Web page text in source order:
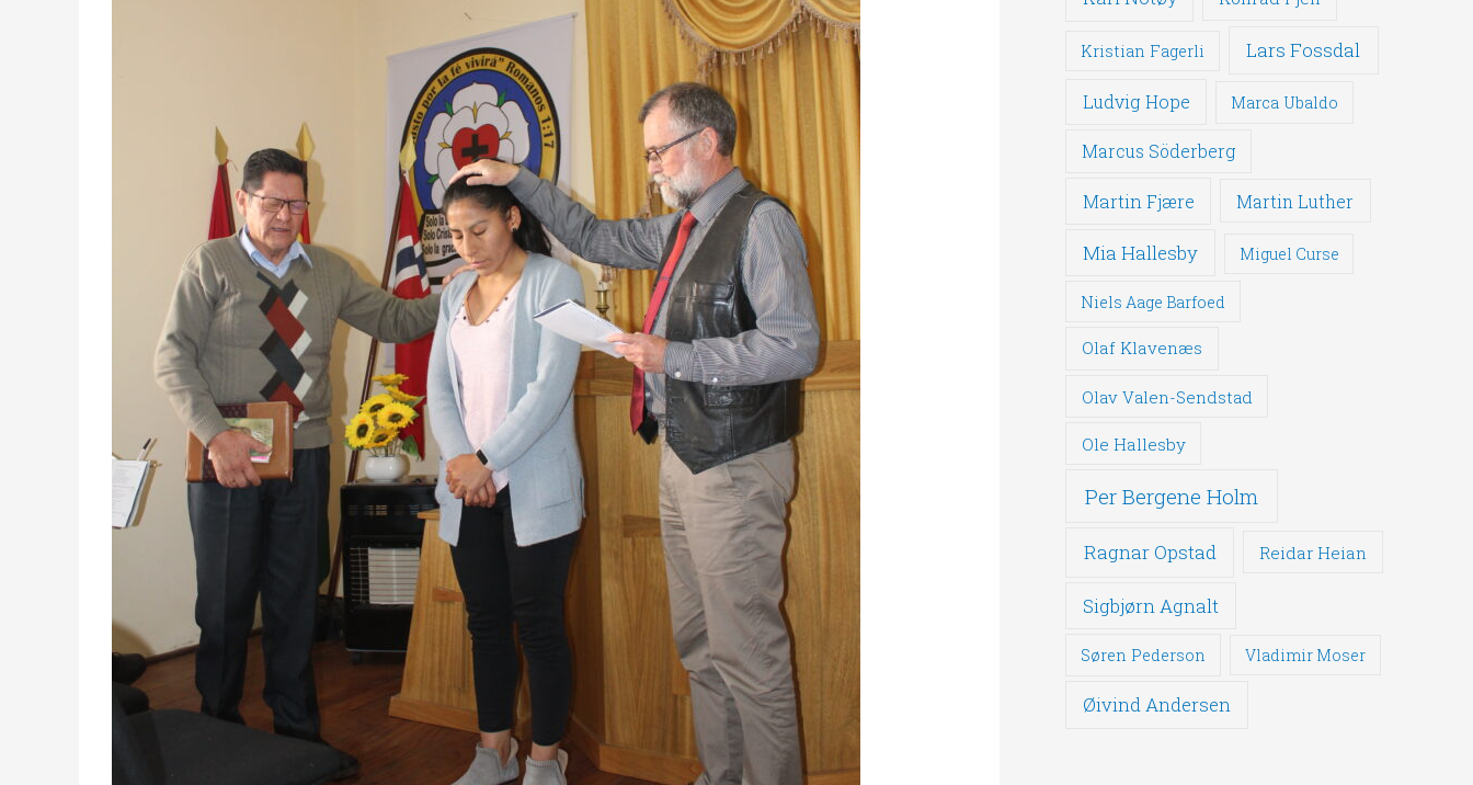
Kristian Fagerli Lars Fossdal
Ludvig Hope Marca Ubaldo
Marcus Söderberg
Martin Fjære Martin Luther
Mia Hallesby Miguel Curse
Niels Aage Barfoed
Olaf Klavenæs
Olav Valen-Sendstad
Ole Hallesby
Per Bergene Holm
Ragnar Opstad Reidar Heian
Sigbjørn Agnalt
Søren Pederson Vladimir Moser
Øivind Andersen